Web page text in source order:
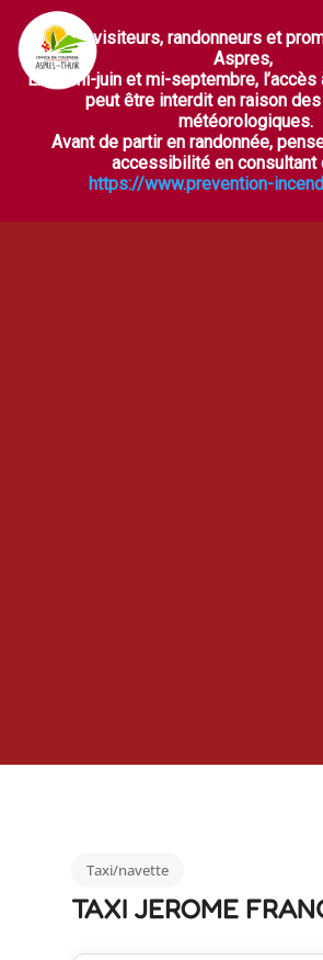
Ouvrir la barre
Taxi/navette
TAXI JEROME
Chers visiteurs, randonneurs et
Aspres,
Entre mi-juin et mi-septembre,
peut être interdit en raison
météorologiques.
Avant de partir en randonnée,
accessibilité en consultant
https://www.prevention-